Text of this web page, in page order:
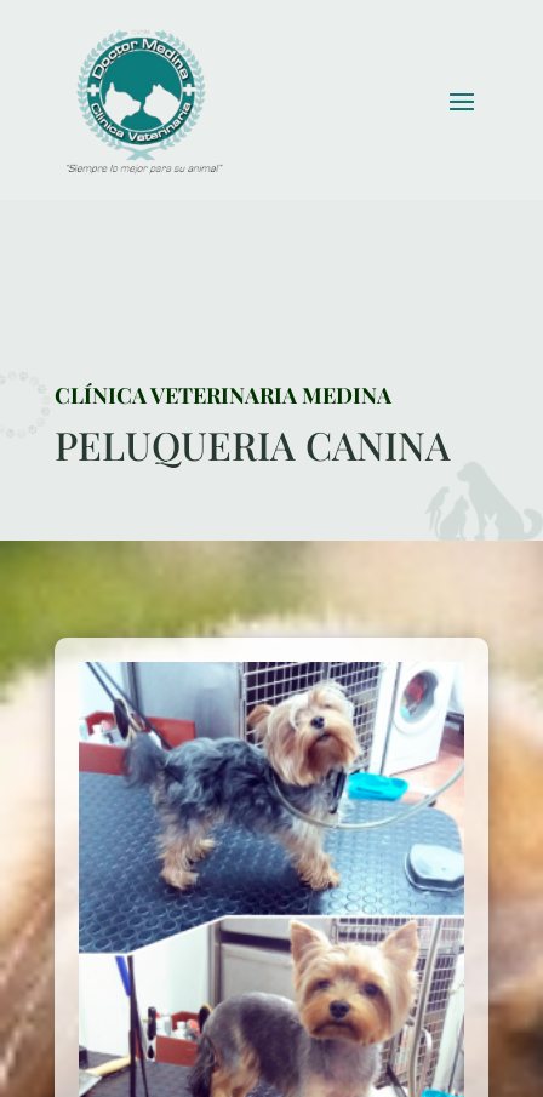
CLÍNICA VETERINARIA MEDINA
PELUQUERIA CANINA